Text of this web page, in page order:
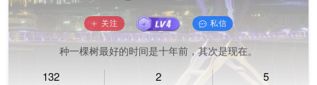
关注 私信
种一棵树最好的时间是十年前，其次是现在。
132 2 5